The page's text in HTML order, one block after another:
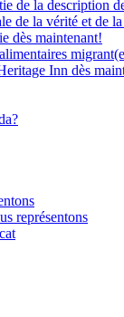
de la description
de la vérité et de
dès maintenant!
Inn dès
représentons